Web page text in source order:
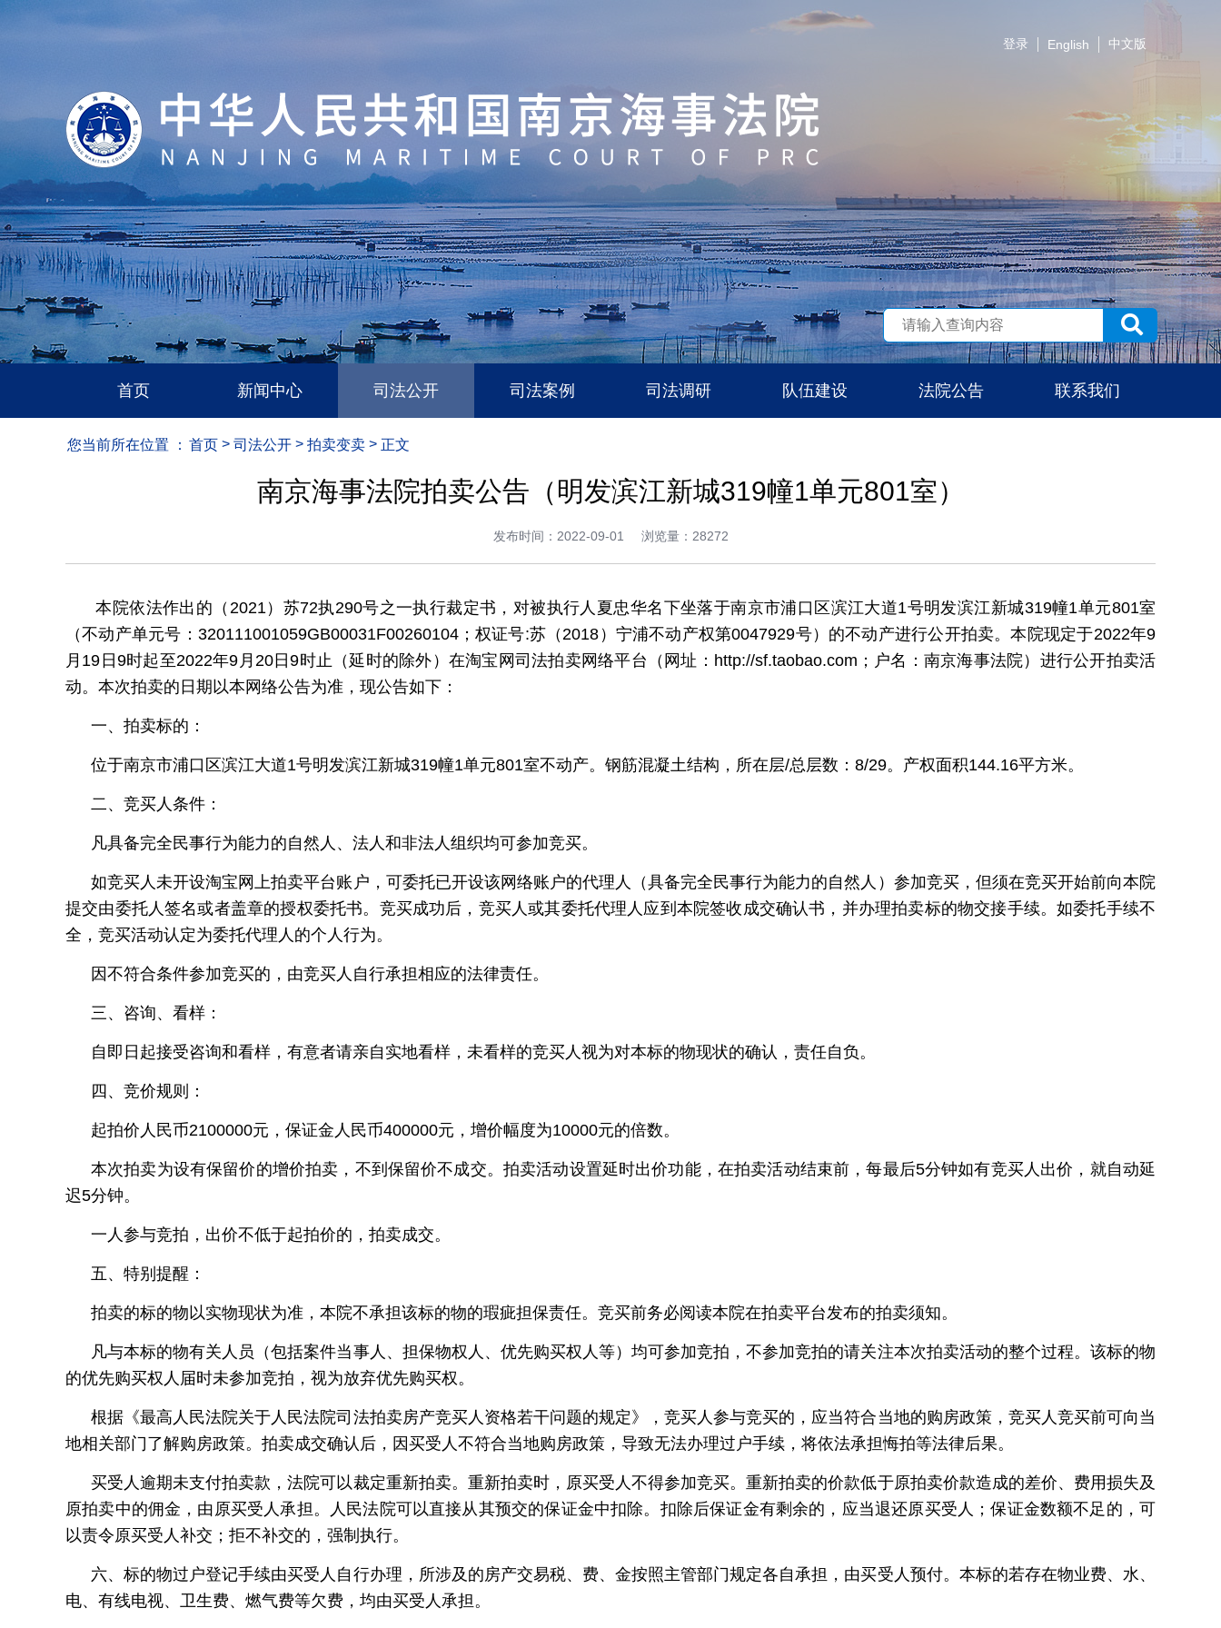
登录 English 中文版
首页 新闻中心 司法公开 司法案例 司法调研 队伍建设 法院公告 联系我们
您当前所在位置 ： 首页 > 司法公开 > 拍卖变卖 > 正文
南京海事法院拍卖公告（明发滨江新城319幢1单元801室）
发布时间：2022-09-01 浏览量：28272
本院依法作出的（2021）苏72执290号之一执行裁定书，对被执行人夏忠华名下坐落于南京市浦口区滨江大道1号明发滨江新城319幢1单元801室
（不动产单元号：320111001059GB00031F00260104；权证号:苏（2018）宁浦不动产权第0047929号）的不动产进行公开拍卖。本院现定于2022年9
月19日9时起至2022年9月20日9时止（延时的除外）在淘宝网司法拍卖网络平台（网址：http://sf.taobao.com；户名：南京海事法院）进行公开拍卖活
动。本次拍卖的日期以本网络公告为准，现公告如下：
一、拍卖标的：
位于南京市浦口区滨江大道1号明发滨江新城319幢1单元801室不动产。钢筋混凝土结构，所在层/总层数：8/29。产权面积144.16平方米。
二、竞买人条件：
凡具备完全民事行为能力的自然人、法人和非法人组织均可参加竞买。
如竞买人未开设淘宝网上拍卖平台账户，可委托已开设该网络账户的代理人（具备完全民事行为能力的自然人）参加竞买，但须在竞买开始前向本院
提交由委托人签名或者盖章的授权委托书。竞买成功后，竞买人或其委托代理人应到本院签收成交确认书，并办理拍卖标的物交接手续。如委托手续不
全，竞买活动认定为委托代理人的个人行为。
因不符合条件参加竞买的，由竞买人自行承担相应的法律责任。
三、咨询、看样：
自即日起接受咨询和看样，有意者请亲自实地看样，未看样的竞买人视为对本标的物现状的确认，责任自负。
四、竞价规则：
起拍价人民币2100000元，保证金人民币400000元，增价幅度为10000元的倍数。
本次拍卖为设有保留价的增价拍卖，不到保留价不成交。拍卖活动设置延时出价功能，在拍卖活动结束前，每最后5分钟如有竞买人出价，就自动延
迟5分钟。
一人参与竞拍，出价不低于起拍价的，拍卖成交。
五、特别提醒：
拍卖的标的物以实物现状为准，本院不承担该标的物的瑕疵担保责任。竞买前务必阅读本院在拍卖平台发布的拍卖须知。
凡与本标的物有关人员（包括案件当事人、担保物权人、优先购买权人等）均可参加竞拍，不参加竞拍的请关注本次拍卖活动的整个过程。该标的物
的优先购买权人届时未参加竞拍，视为放弃优先购买权。
根据《最高人民法院关于人民法院司法拍卖房产竞买人资格若干问题的规定》，竞买人参与竞买的，应当符合当地的购房政策，竞买人竞买前可向当
地相关部门了解购房政策。拍卖成交确认后，因买受人不符合当地购房政策，导致无法办理过户手续，将依法承担悔拍等法律后果。
买受人逾期未支付拍卖款，法院可以裁定重新拍卖。重新拍卖时，原买受人不得参加竞买。重新拍卖的价款低于原拍卖价款造成的差价、费用损失及
原拍卖中的佣金，由原买受人承担。人民法院可以直接从其预交的保证金中扣除。扣除后保证金有剩余的，应当退还原买受人；保证金数额不足的，可
以责令原买受人补交；拒不补交的，强制执行。
六、标的物过户登记手续由买受人自行办理，所涉及的房产交易税、费、金按照主管部门规定各自承担，由买受人预付。本标的若存在物业费、水、
电、有线电视、卫生费、燃气费等欠费，均由买受人承担。